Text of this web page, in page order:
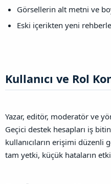
Görsellerin alt metni ve
Eski içerikten yeni
Kullanıcı ve Rol
Yazar, editör, moderatör ve
Geçici destek hesapları iş
kullanıcıların erişimi düzenli
tam yetki, küçük hataların